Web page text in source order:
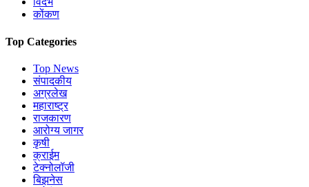
कोंकण
Top Categories
Top News
संपादकीय
अग्रलेख
महाराष्ट्र
राजकारण
आरोग्य जागर
कृषी
क्राईम
टेक्नोलॉजी
बिझनेस